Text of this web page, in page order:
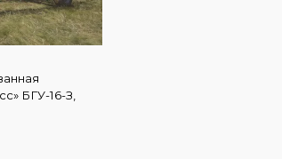
БГУ-16-З,